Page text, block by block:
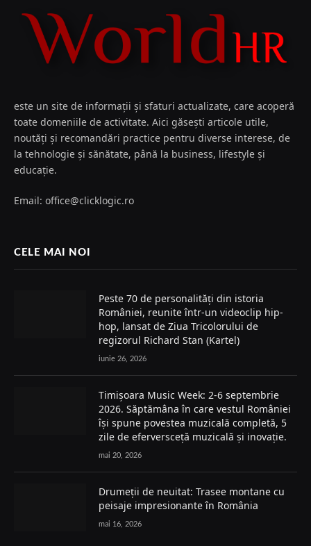
este un site de informații și sfaturi actualizate, care acoperă
toate domeniile de activitate. Aici găsești articole utile,
noutăți și recomandări practice pentru diverse interese, de
la tehnologie și sănătate, până la business, lifestyle și
educație.
Email: office@clicklogic.ro
CELE MAI NOI
Peste 70 de personalități din istoria
României, reunite într-un videoclip hip-
hop, lansat de Ziua Tricolorului de
regizorul Richard Stan (Kartel)
iunie 26, 2026
Timișoara Music Week: 2-6 septembrie
2026. Săptămâna în care vestul României
își spune povestea muzicală completă, 5
zile de eferversceță muzicală și inovație.
mai 20, 2026
Drumeții de neuitat: Trasee montane cu
peisaje impresionante în România
mai 16, 2026